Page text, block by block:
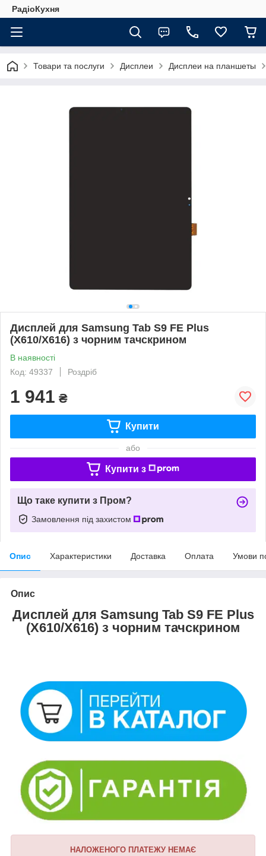
РадіоКухня
Товари та послуги Дисплеи Дисплеи на планшеты
Дисплей для Samsung Tab S9 FE Plus
(X610/X616) з чорним тачскрином
В наявності
Код: 49337
Роздріб
1 941 ₴
Купити
або
Купити з
Що таке купити з Пром?
Замовлення під захистом
Опис Характеристики Доставка Оплата Умови
Опис
Дисплей для Samsung Tab S9 FE Plus
(X610/X616) з чорним тачскрином
НАЛОЖЕНОГО ПЛАТЕЖУ НЕМАЄ